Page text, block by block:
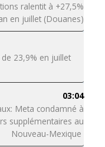
ralentit à +27,5%
en juillet (Douanes)
23,9% en juillet
03:04
Meta condamné à
supplémentaires au
Nouveau-Mexique